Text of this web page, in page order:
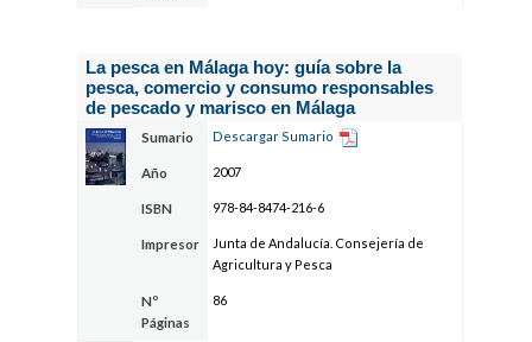
La pesca en Málaga hoy: guía sobre la
pesca, comercio y consumo responsables
de pescado y marisco en Málaga
Sumario Descargar Sumario
Año 2007
ISBN 978-84-8474-216-6
Impresor
Junta de Andalucía. Consejería de
Agricultura y Pesca
Nº
Páginas
86